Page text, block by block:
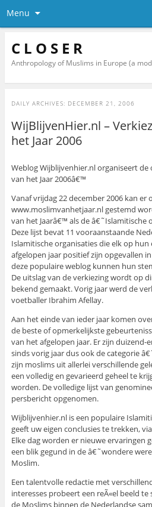
Menu
C L O S E R
Anthropology of Muslims in Europe (a
DAILY ARCHIVES: DECEMBER 21, 2006
WijBlijvenHier.nl –
het Jaar 2006
Weblog Wijblijvenhier.nl organiseert
van het Jaar 2006â€™
Vanaf vrijdag 22 december 2006 kan er
www.moslimvanhetjaar.nl gestemd
van het Jaarâ€™ als de â€˜Islamitische
Deze lijst bevat 11 vooraanstaande
Islamitische organisaties die elk op
afgelopen jaar positief zijn opgevallen
deze populaire weblog kunnen hun
De uitslag van de verkiezing wordt op
bekend gemaakt. Vorig jaar werd de
voetballer Ibrahim Afellay.
Aan het einde van ieder jaar komen
de beste of opmerkelijkste
van het afgelopen jaar. Er zijn
sinds vorig jaar dus ook de categorie
zijn moslims uit allerlei verschillende
een volledig en gevarieerd geheel te
worden. De volledige lijst van
persbericht opgenomen.
Wijblijvenhier.nl is een populaire
geeft uw eigen conclusies te trekken,
Elke dag worden er nieuwe ervaringen
een blik gegund in de â€˜wondere
Moslim.
Een talentvolle redactie met
interesses probeert een reÃ«el beeld
de Moslims binnen de Nederlandse